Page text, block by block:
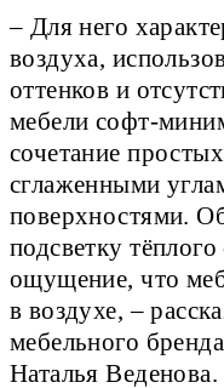
– Для него
воздуха,
оттенков и
мебели софт-
сочетание
сглаженными
поверхностями.
подсветку
ощущение, что
в воздухе, –
мебельного
Наталья Веденова.